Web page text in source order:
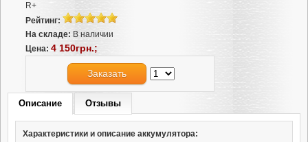
R+
Рейтинг:
На складе: В наличии
Цена: 4 150грн.;
Заказать
Описание Отзывы
Характеристики и описание аккумулятора: